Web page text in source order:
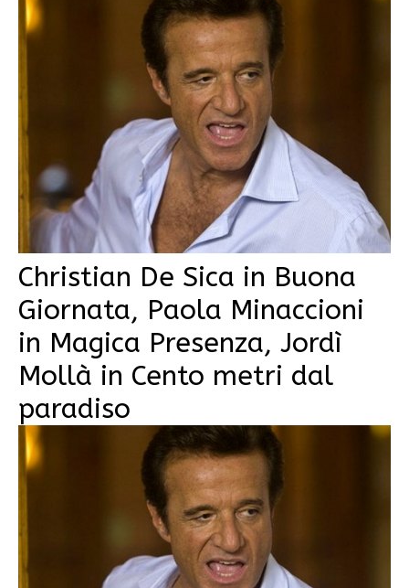
Christian De Sica in Buona
Giornata, Paola Minaccioni
in Magica Presenza, Jordì
Mollà in Cento metri dal
paradiso